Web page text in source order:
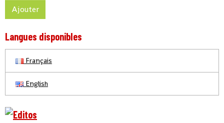
Ajouter
Langues disponibles
Français
English